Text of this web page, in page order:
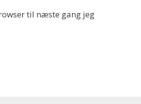
til næste gang jeg